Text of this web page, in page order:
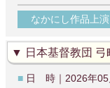
なかにし作品上演
日本基督教団
■ 日 時｜2026年05